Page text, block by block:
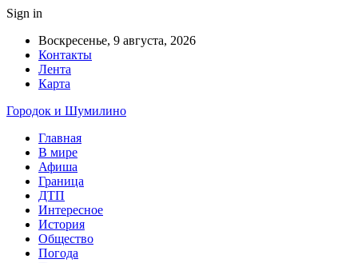
Sign in
Воскресенье, 9 августа, 2026
Контакты
Лента
Карта
Городок и Шумилино
Главная
В мире
Афиша
Граница
ДТП
Интересное
История
Общество
Погода